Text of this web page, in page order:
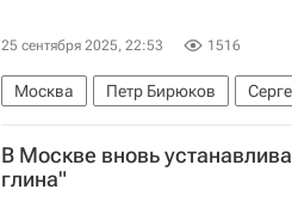
25 сентября 2025, 22:53 1516
Москва Петр Бирюков
В Москве вновь
глина"